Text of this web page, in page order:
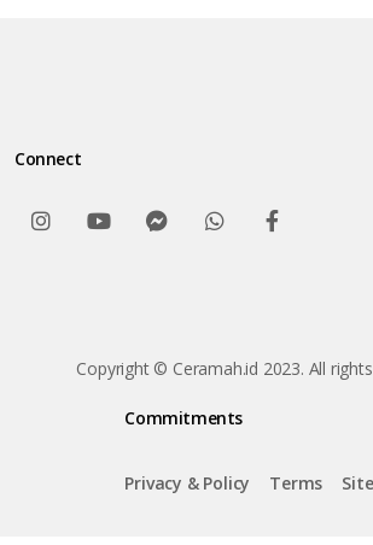
Connect
Copyright © Ceramah.id 2023. All
Commitments
Privacy & Policy Terms